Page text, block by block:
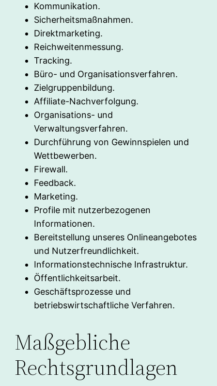
Kommunikation.
Sicherheitsmaßnahmen.
Direktmarketing.
Reichweitenmessung.
Tracking.
Büro- und Organisationsverfahren.
Zielgruppenbildung.
Affiliate-Nachverfolgung.
Organisations- und
Verwaltungsverfahren.
Durchführung von Gewinnspielen und
Wettbewerben.
Firewall.
Feedback.
Marketing.
Profile mit nutzerbezogenen
Informationen.
Bereitstellung unseres Onlineangebotes
und Nutzerfreundlichkeit.
Informationstechnische Infrastruktur.
Öffentlichkeitsarbeit.
Geschäftsprozesse und
betriebswirtschaftliche Verfahren.
Maßgebliche
Rechtsgrundlagen